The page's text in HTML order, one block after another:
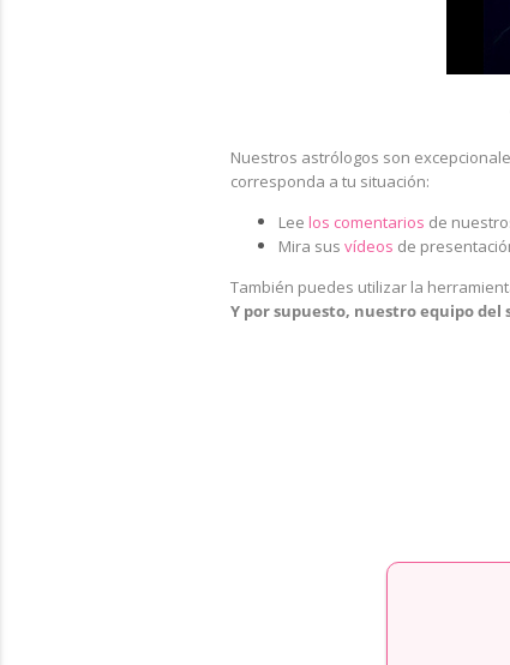
Nuestros astrólogos son
corresponda a tu situación:
Lee los comentarios de
Mira sus vídeos de
También puedes utilizar la
Y por supuesto, nuestro equipo